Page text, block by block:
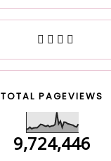
TOTAL PAGEVIEWS
9,724,446